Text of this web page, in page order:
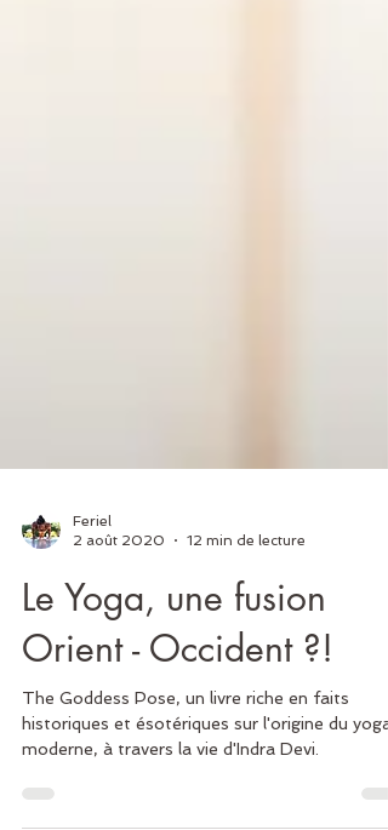
Le Yoga, une fusion
Orient - Occident ?!
The Goddess Pose, un livre riche en faits
historiques et ésotériques sur l'origine du yoga